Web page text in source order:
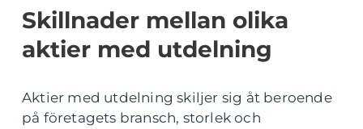
Skillnader mellan olika
aktier med utdelning
Aktier med utdelning skiljer sig åt beroende
på företagets bransch, storlek och